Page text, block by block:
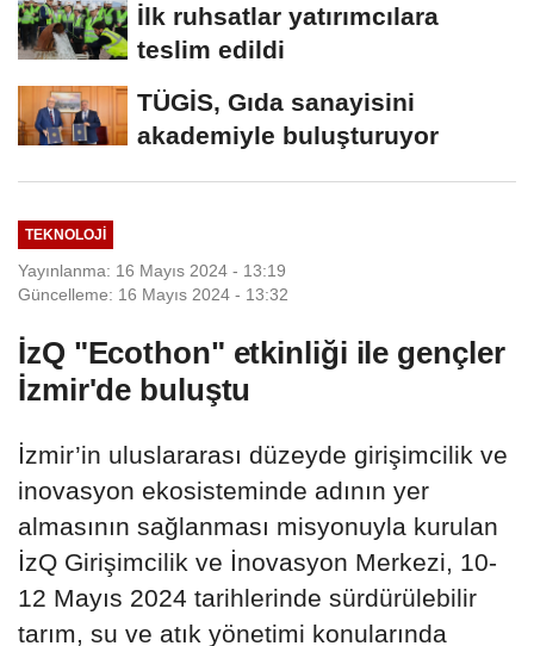
İlk ruhsatlar yatırımcılara
teslim edildi
TÜGİS, Gıda sanayisini
akademiyle buluşturuyor
TEKNOLOJI
Yayınlanma: 16 Mayıs 2024 - 13:19
Güncelleme: 16 Mayıs 2024 - 13:32
İzQ "Ecothon" etkinliği ile gençler
İzmir'de buluştu
İzmir’in uluslararası düzeyde girişimcilik ve
inovasyon ekosisteminde adının yer
almasının sağlanması misyonuyla kurulan
İzQ Girişimcilik ve İnovasyon Merkezi, 10-
12 Mayıs 2024 tarihlerinde sürdürülebilir
tarım, su ve atık yönetimi konularında